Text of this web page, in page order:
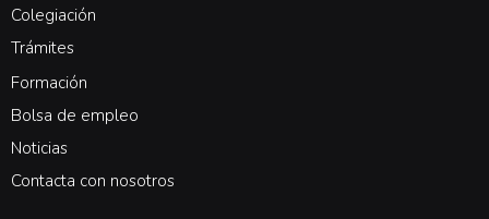
Colegiación
Trámites
Formación
Bolsa de empleo
Noticias
Contacta con nosotros